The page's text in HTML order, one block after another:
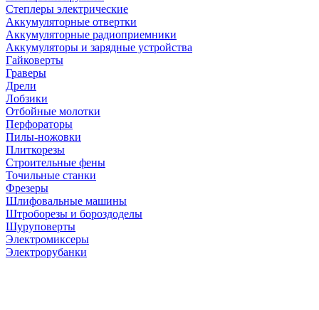
Степлеры электрические
Аккумуляторные отвертки
Аккумуляторные радиоприемники
Аккумуляторы и зарядные устройства
Гайковерты
Граверы
Дрели
Лобзики
Отбойные молотки
Перфораторы
Пилы-ножовки
Плиткорезы
Строительные фены
Точильные станки
Фрезеры
Шлифовальные машины
Штроборезы и бороздоделы
Шуруповерты
Электромиксеры
Электрорубанки